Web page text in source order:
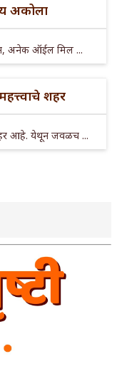
अकोला
अनेक ऑईल मिल ...
शहर
आहे. येथून जवळच ...